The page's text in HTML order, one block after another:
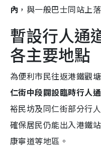
內 ，與一般巴士同站上落
暫設行人通
各主要地點
為便利市民往返港鐵觀
仁街中段闢設臨時行人
裕民坊及同仁街部分行
確保居民仍能出入港鐵
康寧道等地區。